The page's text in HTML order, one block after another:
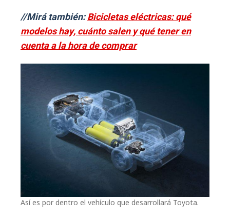
//Mirá también:Bicicletas eléctricas: qué
modelos hay, cuánto salen y qué tener en
cuenta a la hora de comprar
Así es por dentro el vehículo que desarrollará Toyota.